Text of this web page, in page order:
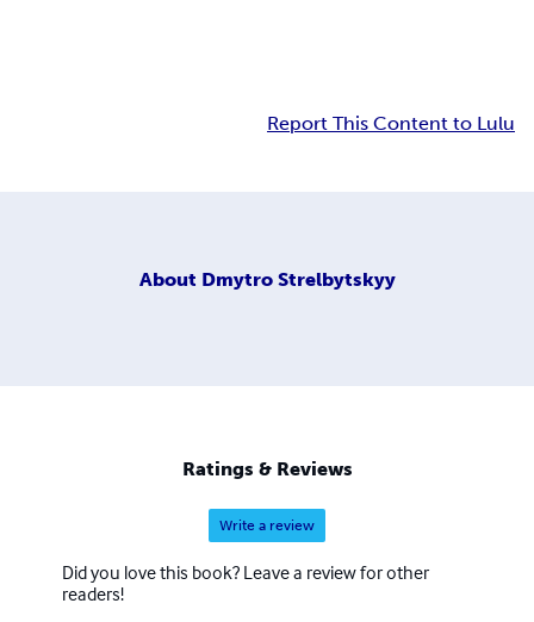
Report This Content to Lulu
About Dmytro Strelbytskyy
Ratings & Reviews
Write a review
Did you love this book? Leave a review for other
readers!